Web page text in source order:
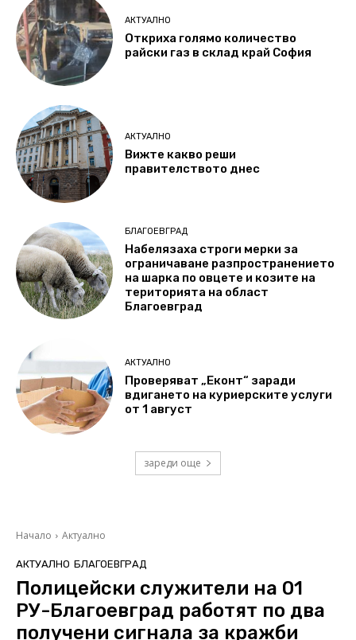
АКТУАЛНО
Откриха голямо количество
райски газ в склад край София
АКТУАЛНО
Вижте какво реши
правителството днес
БЛАГОЕВГРАД
Набелязаха строги мерки за
ограничаване разпространението
на шарка по овцете и козите на
територията на област
Благоевград
АКТУАЛНО
Проверяват „Еконт“ заради
вдигането на куриерските услуги
от 1 август
зареди още